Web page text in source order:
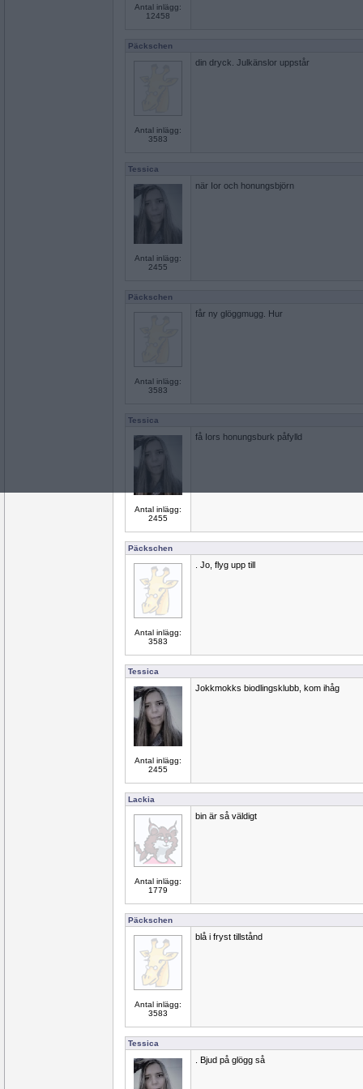
Antal inlägg:
12458
Päckschen
Antal inlägg:
3583
din dryck. Julkänslor uppstår
Tessica
Antal inlägg:
2455
när Ior och honungsbjörn
Päckschen
Antal inlägg:
3583
får ny glöggmugg. Hur
Tessica
Antal inlägg:
2455
få Iors honungsburk påfylld
Päckschen
Antal inlägg:
3583
. Jo, flyg upp till
Tessica
Antal inlägg:
2455
Jokkmokks biodlingsklubb, kom ihåg
Lackia
Antal inlägg:
1779
bin är så väldigt
Päckschen
Antal inlägg:
3583
blå i fryst tillstånd
Tessica
. Bjud på glögg så